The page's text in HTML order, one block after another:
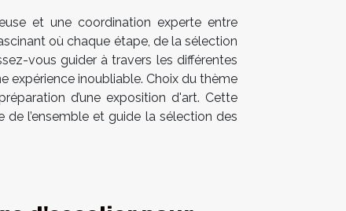
et une coordination experte entre
où chaque étape, de la sélection
vous guider à travers les différentes
expérience inoubliable. Choix du thème
d’une exposition d'art. Cette
l’ensemble et guide la sélection des